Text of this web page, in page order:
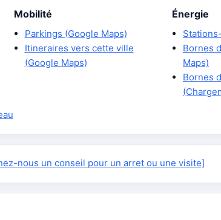
Mobilité
Parkings (Google Maps)
Itineraires vers cette ville
(Google Maps)
Énergie
Bornes
Maps)
Bornes
nous un conseil pour un arret ou une visite]